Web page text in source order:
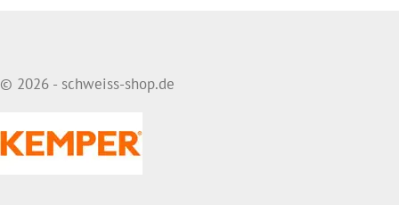
© 2026 - schweiss-shop.de